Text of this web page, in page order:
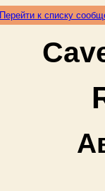
Перейти к списку